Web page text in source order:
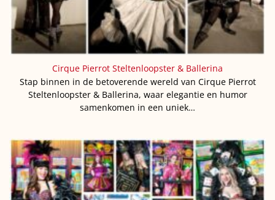
Cirque Pierrot Steltenloopster & Ballerina
Stap binnen in de betoverende wereld van Cirque Pierrot
Steltenloopster & Ballerina, waar elegantie en humor
samenkomen in een uniek…